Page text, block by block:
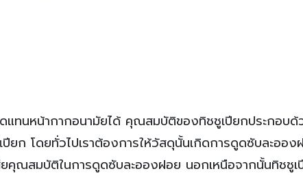
แทนหน้ากากอนามัยได้ คุณสมบัติของทิชชูเปียกประกอบ
ยก โดยทั่วไปเราต้องการให้วัสดุนั้นเกิดการดูดซับละออ
ณสมบัติในการดูดซับละอองฝอย นอกเหนือจากนั้นทิชชูเ